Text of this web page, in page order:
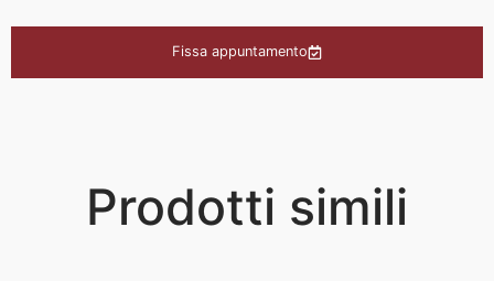
Fissa appuntamento
Prodotti simili